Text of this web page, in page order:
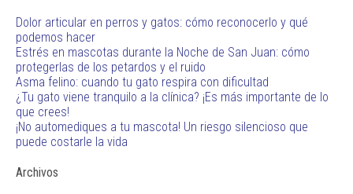
Dolor articular en perros y gatos: cómo reconocerlo y qué
podemos hacer
Estrés en mascotas durante la Noche de San Juan: cómo
protegerlas de los petardos y el ruido
Asma felino: cuando tu gato respira con dificultad
¿Tu gato viene tranquilo a la clínica? ¡Es más importante de lo
que crees!
¡No automediques a tu mascota! Un riesgo silencioso que
puede costarle la vida
Archivos